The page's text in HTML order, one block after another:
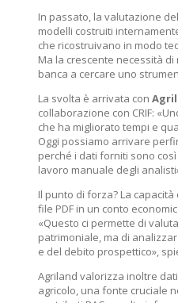
In passato, la valutazione
modelli costruiti
che ricostruivano in modo
Ma la crescente necessità
banca a cercare uno
La svolta è arrivata con
collaborazione con CRIF:
che ha migliorato tempi e
Oggi possiamo arrivare
perché i dati forniti sono
lavoro manuale degli
Il punto di forza? La
file PDF in un conto
«Questo ci permette di
patrimoniale, ma di
e del debito prospettico»,
Agriland valorizza inoltre
agricolo, una fonte cruciale